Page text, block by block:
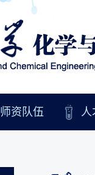
师资队伍 人